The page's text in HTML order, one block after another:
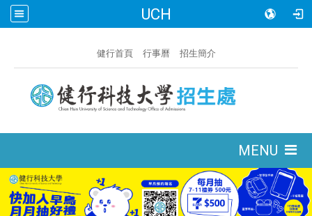
UCH
健行首頁 行事曆 招生簡介
MENU